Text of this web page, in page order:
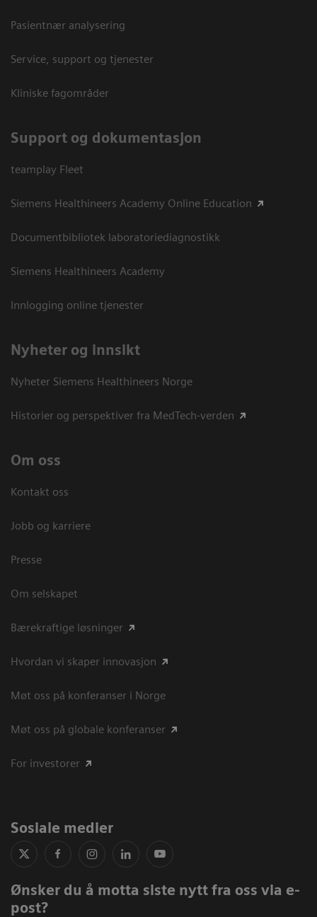
Pasientnær analysering
Service, support og tjenester
Kliniske fagområder
Support og dokumentasjon
teamplay Fleet
Siemens Healthineers Academy Online Education
Documentbibliotek laboratoriediagnostikk
Siemens Healthineers Academy
Innlogging online tjenester
Nyheter og innsikt
Nyheter Siemens Healthineers Norge
Historier og perspektiver fra MedTech-verden
Om oss
Kontakt oss
Jobb og karriere
Presse
Om selskapet
Bærekraftige løsninger
Hvordan vi skaper innovasjon
Møt oss på konferanser i Norge
Møt oss på globale konferanser
For investorer
Sosiale medier
Ønsker du å motta siste nytt fra oss via e-
post?